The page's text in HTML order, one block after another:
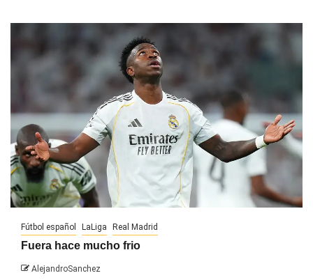
Fútbol español LaLiga Real Madrid
Fuera hace mucho frio
AlejandroSanchez